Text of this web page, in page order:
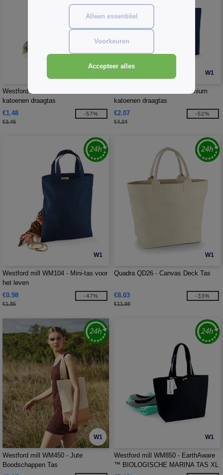
Westford mill WM201 - Premium
katoenen draagtas
€1.48
€3.46
-57%
W1
Westford mill WM225 - Premium
katoenen draagtas
€2.07
€4.34
-52%
W1
Westford mill WM104 - Mini-tas voor
het leven
€0.98
€1.85
-47%
W1
Quadra QD26 - Canvas Deck Tas
€8.03
€11.98
-33%
W1
Westford mill WM450 - Jute
Boodschappen Tas
W1
Westford mill WM850 - EarthAware
™ BIOLOGISCHE MARINA TAS XL
Alleen essentiëel
Voorkeuren
Accepteer alles